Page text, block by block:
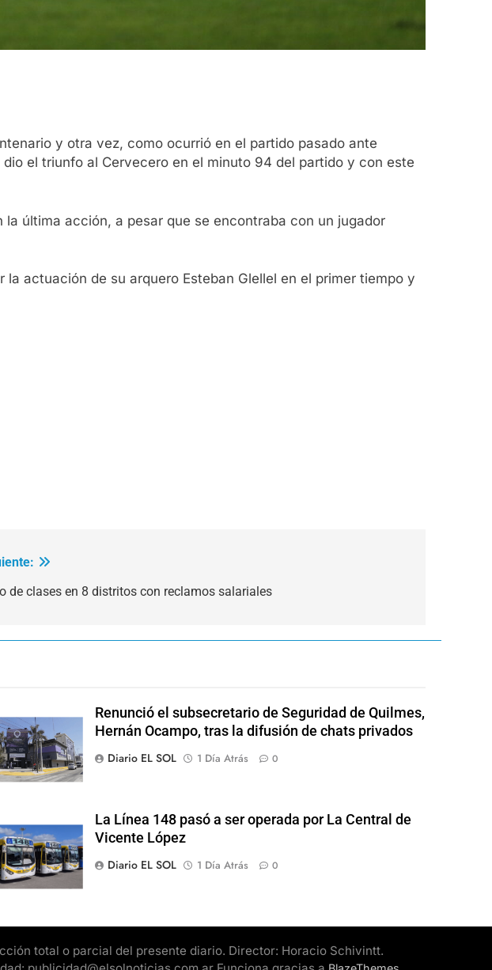
y otra vez, como ocurrió en el partido pasado ante
el triunfo al Cervecero en el minuto 94 del partido y con este
última acción, a pesar que se encontraba con un jugador
actuación de su arquero Esteban Glellel en el primer tiempo y
de clases en 8 distritos con reclamos salariales
Renunció el subsecretario de Seguridad de Quilmes,
Hernán Ocampo, tras la difusión de chats privados
Diario EL SOL
1 Día Atrás 0
La Línea 148 pasó a ser operada por La Central de
Vicente López
Diario EL SOL
1 Día Atrás 0
total o parcial del presente diario. Director: Horacio Schivintt.